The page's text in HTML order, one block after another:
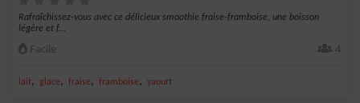
Rafraîchissez-vous avec ce délicieux smoothie fraise-framboise, une boisson
légère et f...
Facile 4
lait, glace, fraise, framboise, yaourt